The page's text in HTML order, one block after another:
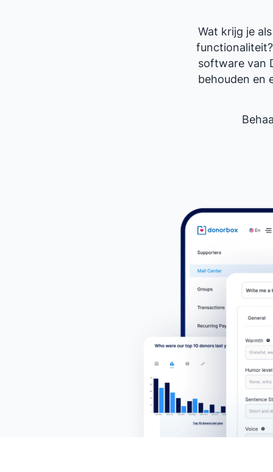
Wat krijg je
software van
behouden en